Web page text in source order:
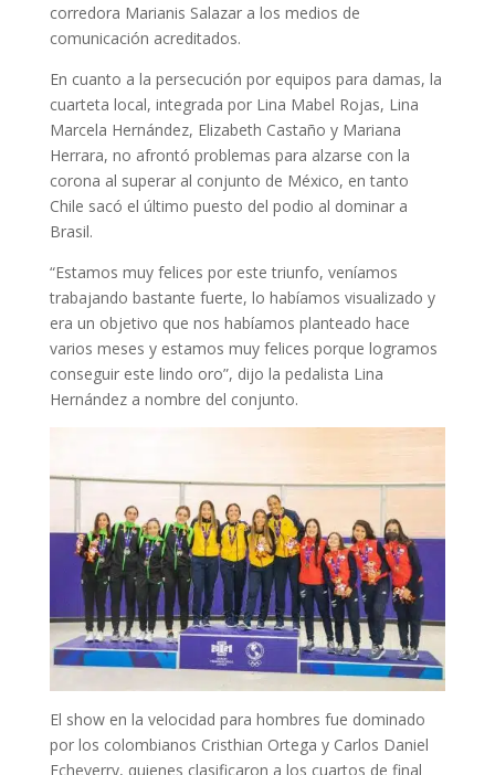
corredora Marianis Salazar a los medios de
comunicación acreditados.
En cuanto a la persecución por equipos para damas, la
cuarteta local, integrada por Lina Mabel Rojas, Lina
Marcela Hernández, Elizabeth Castaño y Mariana
Herrara, no afrontó problemas para alzarse con la
corona al superar al conjunto de México, en tanto
Chile sacó el último puesto del podio al dominar a
Brasil.
“Estamos muy felices por este triunfo, veníamos
trabajando bastante fuerte, lo habíamos visualizado y
era un objetivo que nos habíamos planteado hace
varios meses y estamos muy felices porque logramos
conseguir este lindo oro”, dijo la pedalista Lina
Hernández a nombre del conjunto.
El show en la velocidad para hombres fue dominado
por los colombianos Cristhian Ortega y Carlos Daniel
Echeverry, quienes clasificaron a los cuartos de final